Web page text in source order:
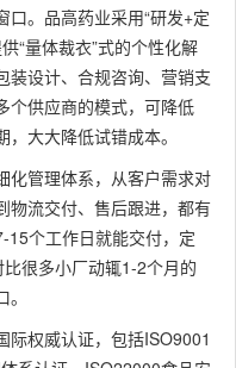
。品高药业采用“研发+定
“量体裁衣”式的个性化解
装设计、合规咨询、营销支
个供应商的模式，可降低
大大降低试错成本。
化管理体系，从客户需求对
物流交付、售后跟进，都有
15个工作日就能交付，定
很多小厂动辄1-2个月的
际权威认证，包括ISO9001